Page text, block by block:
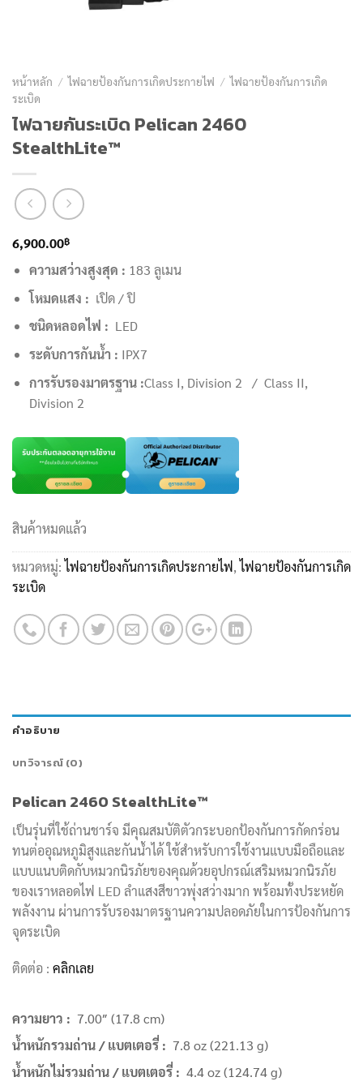
หน้าหลัก / ไฟฉายป้องกันการเกิดประกายไฟ / ไฟฉายป้องกันการเกิด
ระเบิด
ไฟฉายกันระเบิด Pelican 2460
StealthLite™
6,900.00฿
ความสว่างสูงสุด : 183 ลูเมน
โหมดแสง : เปิด / ปิ
ชนิดหลอดไฟ : LED
ระดับการกันน้ำ : IPX7
การรับรองมาตรฐาน :Class I, Division 2 / Class II,
Division 2
สินค้าหมดแล้ว
หมวดหมู่:ไฟฉายป้องกันการเกิดประกายไฟ,ไฟฉายป้องกันการเกิด
ระเบิด
คำอธิบาย
บทวิจารณ์ (0)
Pelican 2460 StealthLite™
เป็นรุ่นที่ใช้ถ่านชาร์จ มีคุณสมบัติตัวกระบอกป้องกันการกัดกร่อน
ทนต่ออุณหภูมิสูงและกันน้ำได้ ใช้สำหรับการใช้งานแบบมือถือและ
แบบแนบติดกับหมวกนิรภัยของคุณด้วยอุปกรณ์เสริมหมวกนิรภัย
ของเราหลอดไฟ LED ลำแสงสีขาวพุ่งสว่างมาก พร้อมทั้งประหยัด
พลังงาน ผ่านการรับรองมาตรฐานความปลอดภัยในการป้องกันการ
จุดระเบิด
ติดต่อ : คลิกเลย
ความยาว : 7.00″ (17.8 cm)
น้ำหนักรวมถ่าน / แบตเตอรี่ : 7.8 oz (221.13 g)
น้ำหนักไม่รวมถ่าน / แบตเตอรี่ : 4.4 oz (124.74 g)